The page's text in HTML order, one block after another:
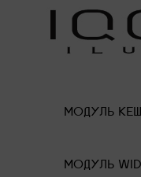
МОДУЛЬ
МОДУЛЬ